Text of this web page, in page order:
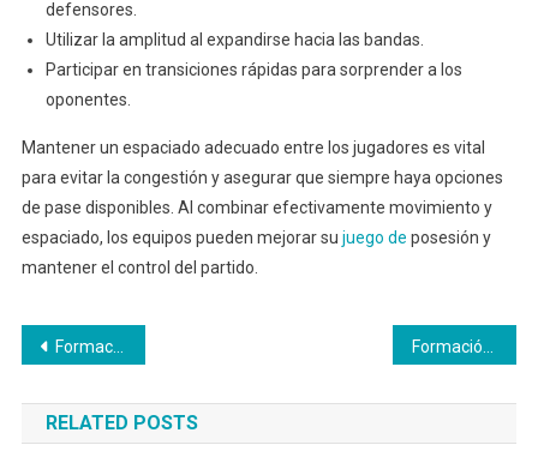
defensores.
Utilizar la amplitud al expandirse hacia las bandas.
Participar en transiciones rápidas para sorprender a los
oponentes.
Mantener un espaciado adecuado entre los jugadores es vital
para evitar la congestión y asegurar que siempre haya opciones
de pase disponibles. Al combinar efectivamente movimiento y
espaciado, los equipos pueden mejorar su juego de posesión y
mantener el control del partido.
Post
navigation
Formación 4-2-4: Desarrollo juvenil en roles de jugadores, Especialización de roles, Mejora de habilidades Formación 4-2-4: Oportunidades de jugadas a balón parado, Posicionamiento estratégico, Oportunidades de gol
RELATED POSTS